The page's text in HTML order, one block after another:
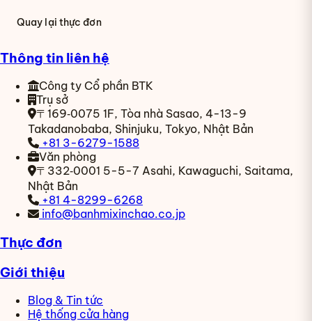
Quay lại thực đơn
Thông tin liên hệ
Công ty Cổ phần BTK
Trụ sở
〒169‑0075 1F, Tòa nhà Sasao, 4-13-9
Takadanobaba, Shinjuku, Tokyo, Nhật Bản
+81 3-6279-1588
Văn phòng
〒332‑0001 5-5-7 Asahi, Kawaguchi, Saitama,
Nhật Bản
+81 4-8299-6268
info@banhmixinchao.co.jp
Thực đơn
Giới thiệu
Blog & Tin tức
Hệ thống cửa hàng